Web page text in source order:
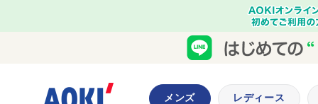
メンズ レディース